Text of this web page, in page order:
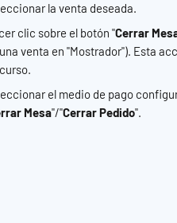
la venta deseada.
clic sobre el botón "Cerrar
venta en "Mostrador"). Esta
el medio de pago
Mesa"/"Cerrar Pedido".